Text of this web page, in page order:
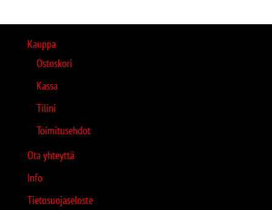
Kauppa
Ostoskori
Kassa
Tilini
Toimitusehdot
Ota yhteyttä
Info
Tietosuojaseloste